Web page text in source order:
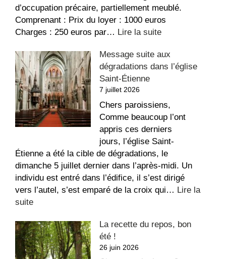
d’occupation précaire, partiellement meublé.
Comprenant : Prix du loyer : 1000 euros
Charges : 250 euros par… Lire la suite:
à
louer
Coeur
Message suite aux
dégradations dans l’église
Saint-Étienne
7 juillet 2026
Chers paroissiens,
Comme beaucoup l’ont
appris ces derniers
jours, l’église Saint-
Étienne a été la cible de dégradations, le
dimanche 5 juillet dernier dans l’après-midi. Un
individu est entré dans l’édifice, il s’est dirigé
vers l’autel, s’est emparé de la croix qui… Lire la
suite:
suite
aux
dégradations
La recette du repos, bon
été !
26 juin 2026